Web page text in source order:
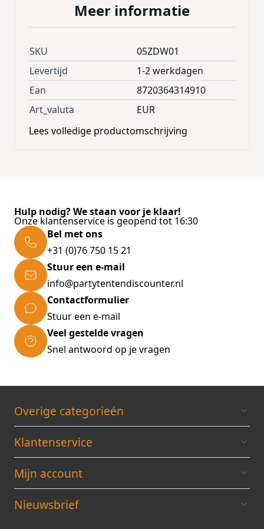
Meer informatie
SKU
05ZDW01
Levertijd
1-2 werkdagen
Ean
8720364314910
Art_valuta
EUR
Lees volledige productomschrijving
Hulp nodig? We staan voor je klaar!
Onze klantenservice is geopend tot 16:30
Bel met ons
+31 (0)76 750 15 21
Stuur een e-mail
info@partytentendiscounter.nl
Contactformulier
Stuur een e-mail
Veel gestelde vragen
Snel antwoord op je vragen
Overige categorieén
Klantenservice
Mijn account
Nieuwsbrief